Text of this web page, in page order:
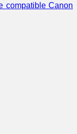
compatible Canon